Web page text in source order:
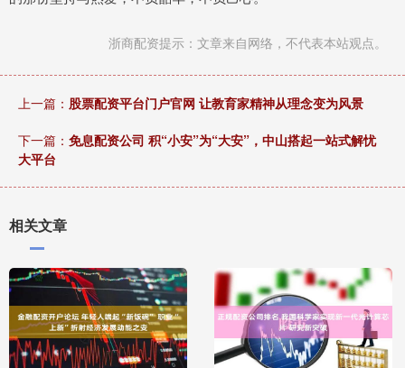
浙商配资提示：文章来自网络，不代表本站观点。
上一篇： 股票配资平台门户官网 让教育家精神从理念变为风景
下一篇： 免息配资公司 积“小安”为“大安”，中山搭起一站式解忧
大平台
相关文章